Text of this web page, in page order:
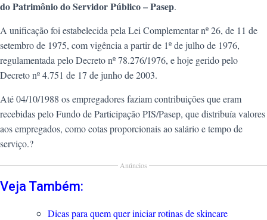
O
do Patrimônio do Servidor Público – Pasep.
A unificação foi estabelecida pela Lei Complementar nº 26, de 11 de
setembro de 1975, com vigência a partir de 1º de julho de 1976,
regulamentada pelo Decreto nº 78.276/1976, e hoje gerido pelo
Decreto nº 4.751 de 17 de junho de 2003.
Até 04/10/1988 os empregadores faziam contribuições que eram
recebidas pelo Fundo de Participação PIS/Pasep, que distribuía valores
aos empregados, como cotas proporcionais ao salário e tempo de
serviço.?
Anúncios
Veja Também:
Dicas para quem quer iniciar rotinas de skincare